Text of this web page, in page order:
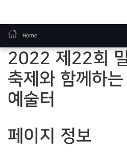
Home
2022 제22회
축제와 함께하
예술터
페이지 정보